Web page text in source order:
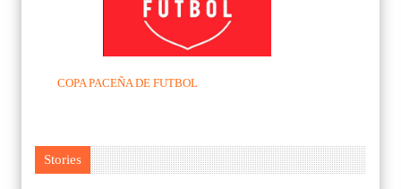
COPA PACEÑA DE FUTBOL
Stories